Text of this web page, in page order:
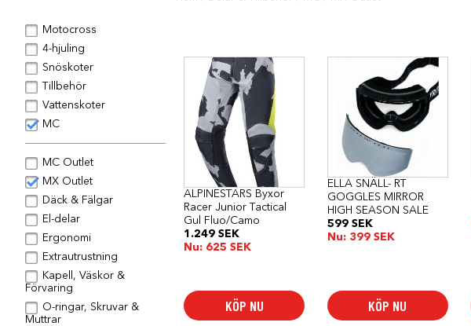
ALPINESTARS Byxor
Racer Junior Tactical
Gul Fluo/Camo
1.249 SEK
Nu: 625 SEK
KÖP NU
produkten
har
flera
varianter.
De
olika
alternativen
väljas
på
produktsidan
ELLA SNÄLL- RT
GOGGLES MIRROR
HIGH SEASON SALE
599 SEK
Nu: 399 SEK
KÖP NU
Motocross
4-hjuling
Snöskoter
Tillbehör
Vattenskoter
MC
MC Outlet
MX Outlet
Däck & Fälgar
El-delar
Ergonomi
Extrautrustning
Kapell, Väskor &
Förvaring
O-ringar, Skruvar &
Muttrar